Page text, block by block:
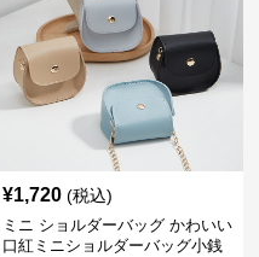
¥1,720 (税込)
ミニ ショルダーバッグ かわいい
口紅ミニショルダーバッグ小銭